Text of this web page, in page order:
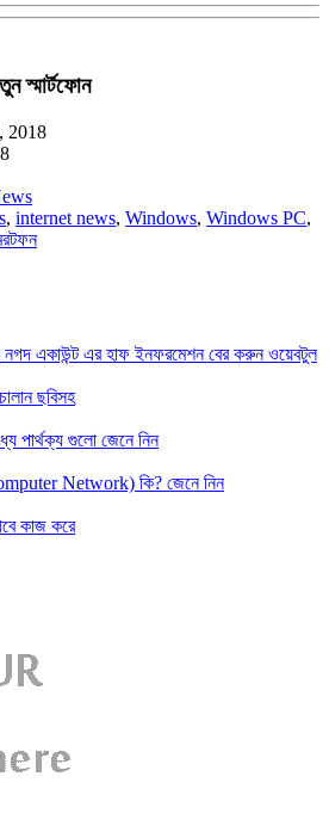
স্মার্টফোন
2018
, internet news, Windows, Windows PC,
নগদ একাউন্ট এর হাফ ইনফরমেশন বের করুন ওয়েবটুল
ছবিসহ
পার্থক্য গুলো জেনে নিন
Network) কি? জেনে নিন
কাজ করে